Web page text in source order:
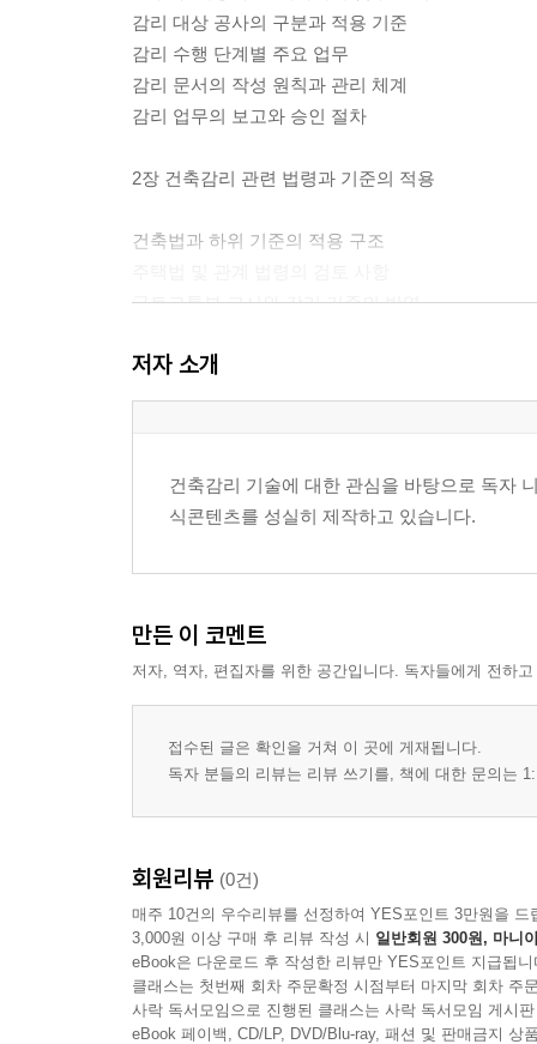
감리 대상 공사의 구분과 적용 기준
감리 수행 단계별 주요 업무
감리 문서의 작성 원칙과 관리 체계
감리 업무의 보고와 승인 절차
2장 건축감리 관련 법령과 기준의 적용
건축법과 하위 기준의 적용 구조
국토교통부 고시와 감리 기준의 반영
인허가 조건과 현장 반영 절차
법정 검사와 행정 대응의 기준
착공 전 제출서류의 확인 기준
가설시설과 작업환경의 사전 점검
착공회의 운영과 협의 내용 정리
4장 구조 공사의 감리 기준
거푸집 및 동바리 설치 관리 기준
콘크리트 타설 전 점검 사항
콘크리트 품질관리와 시험 기준
구조 공사 단계별 확인 기록의 작성
5장 마감 공사의 감리 기준
저자 소개
건축감리 기술에 대한 관심을 바탕으로 독자
식콘텐츠를 성실히 제작하고 있습니다.
만든 이 코멘트
저자, 역자, 편집자를 위한 공간입니다. 독자들에게 전하
접수된 글은 확인을 거쳐 이 곳에 게재됩니다.
독자 분들의 리뷰는 리뷰 쓰기를, 책에 대한 문의는
회원리뷰 (0건)
매주 10건의 우수리뷰를 선정하여 YES포인트 3만원을 드
3,000원 이상 구매 후 리뷰 작성 시 일반회원 300원, 마니
eBook은 다운로드 후 작성한 리뷰만 YES포인트 지급됩니
클래스는 첫번째 회차 주문확정 시점부터 마지막 회차 주
사락 독서모임으로 진행된 클래스는 사락 독서모임 게시
eBook 페이백, CD/LP, DVD/Blu-ray, 패션 및 판매금지 상